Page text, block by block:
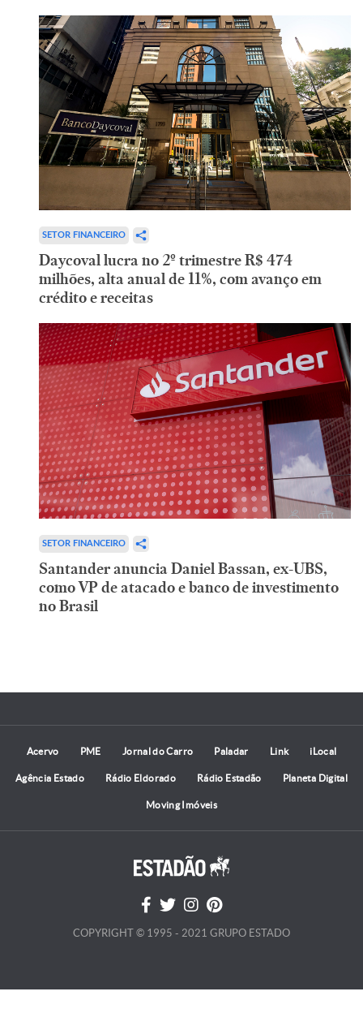
SETOR FINANCEIRO
Daycoval lucra no 2º trimestre R$ 474
milhões, alta anual de 11%, com avanço em
crédito e receitas
SETOR FINANCEIRO
Santander anuncia Daniel Bassan, ex-UBS,
como VP de atacado e banco de investimento
no Brasil
Acervo PME Jornal do Carro Paladar Link iLocal
Agência Estado Rádio Eldorado Rádio Estadão Planeta Digital
Moving Imóveis
COPYRIGHT © 1995 - 2021 GRUPO ESTADO